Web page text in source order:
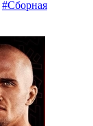
#Сборная